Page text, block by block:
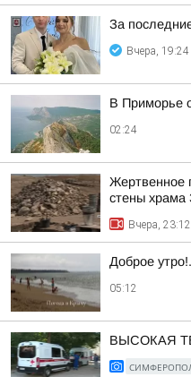
За
Вчера, 19:24
В Приморье
02:24
Жертвенное
стены храма
Вчера, 23:12
Доброе
05:12
ВЫСОКАЯ